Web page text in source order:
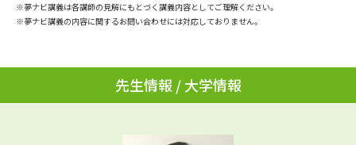
テレメール
お支払いサイト
個人情報取扱規定
※夢ナビ講義は各講師の見解にもとづく講義内容としてご理解ください。
※夢ナビ講義の内容に関するお問い合わせには対応しておりません。
先生情報 / 大学情報